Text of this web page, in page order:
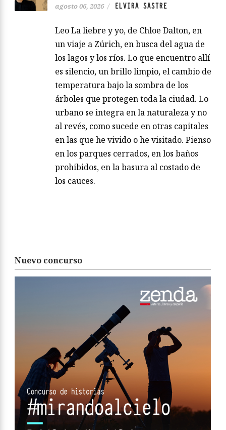
agosto 06, 2026 / ELVIRA SASTRE
Leo La liebre y yo, de Chloe Dalton, en
un viaje a Zúrich, en busca del agua de
los lagos y los ríos. Lo que encuentro allí
es silencio, un brillo limpio, el cambio de
temperatura bajo la sombra de los
árboles que protegen toda la ciudad. Lo
urbano se integra en la naturaleza y no
al revés, como sucede en otras capitales
en las que he vivido o he visitado. Pienso
en los parques cerrados, en los baños
prohibidos, en la basura al costado de
los cauces.
Nuevo concurso